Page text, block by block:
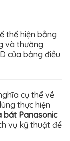
thể hiện bằng
và thường
của bảng điều
cụ thể về
thực hiện
bát Panasonic
vụ kỹ thuật để